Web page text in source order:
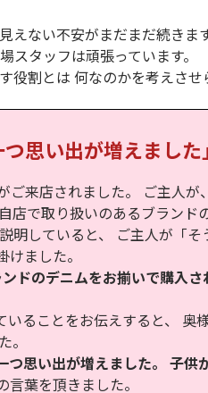
えない不安がまだまだ続きま
タッフは頑張っています。
役割とは 何なのかを考えさせ
思い出が増えました」
来店されました。 ご主人が
店で取り扱いのあるブランド
明していると、 ご主人が「
ました。
ドのデニムをお揃いで購入さ
ることをお伝えすると、 奥
。
つ思い出が増えました。 子供
言葉を頂きました。